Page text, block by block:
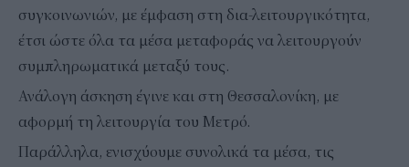
συγκοινωνιών, με έμφαση στη δια-λειτουργικότητα,
έτσι ώστε όλα τα μέσα μεταφοράς να λειτουργούν
συμπληρωματικά μεταξύ τους.
Ανάλογη άσκηση έγινε και στη Θεσσαλονίκη, με
αφορμή τη λειτουργία του Μετρό.
Παράλληλα, ενισχύουμε συνολικά τα μέσα, τις